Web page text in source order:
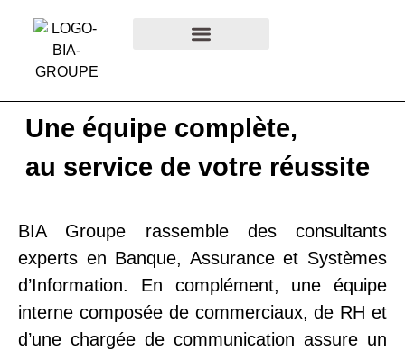
Vie interne
Une équipe complète,
au service de votre réussite
BIA Groupe rassemble des consultants
experts en Banque, Assurance et Systèmes
d’Information. En complément, une équipe
interne composée de commerciaux, de RH et
d’une chargée de communication assure un